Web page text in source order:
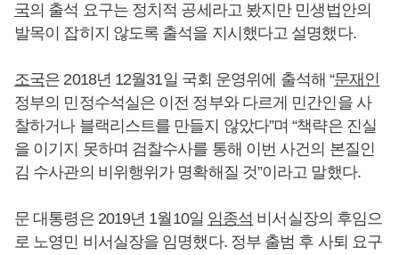
국의 출석 요구는 정치적 공세라고 봤지만 민생법안의
발목이 잡히지 않도록 출석을 지시했다고 설명했다.
조국은 2018년 12월31일 국회 운영위에 출석해 “문재인
정부의 민정수석실은 이전 정부와 다르게 민간인을 사
찰하거나 블랙리스트를 만들지 않았다”며 “책략은 진실
을 이기지 못하며 검찰수사를 통해 이번 사건의 본질인
김 수사관의 비위행위가 명확해질 것”이라고 말했다.
문 대통령은 2019년 1월10일 임종석 비서실장의 후임으
로 노영민 비서실장을 임명했다. 정부 출범 후 사퇴 요구